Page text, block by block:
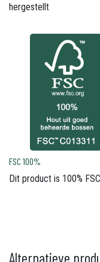
hergestellt
FSC 100%
Dit product is 100%
Alternatieve